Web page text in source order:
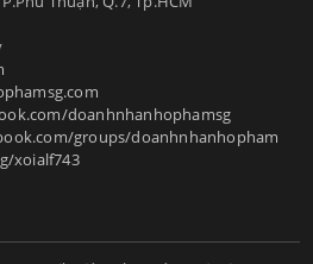
doanhnhanhophamsg
groups/doanhnhanhopham
xoialf743